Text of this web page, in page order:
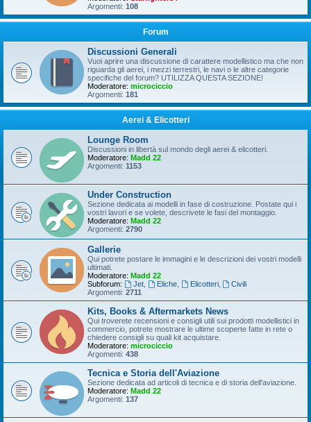
Argomenti: 108
Forum
Discussioni Generali
Vuoi aprire una discussione di carattere modellistico ma che non
riguarda gli aerei, i mezzi terrestri, le navi o le altre categorie
specifiche del forum? UTILIZZA QUESTA SEZIONE!
Moderatore: microciccio
Argomenti: 181
Aerei & Elicotteri
Lounge Room
Discussioni in libertà sul mondo degli aerei & elicotteri.
Moderatore: Madd 22
Argomenti: 1153
Under Construction
Sezione dedicata ai modelli in fase di costruzione. Postate qui i
vostri lavori e se volete, descrivete le fasi del montaggio.
Moderatore: Madd 22
Argomenti: 2790
Gallerie
Qui potrete postare le immagini e le descrizioni dei vostri modelli
ultimati.
Moderatore: Madd 22
Subforum:
Jet, Eliche, Elicotteri,
Civili
Argomenti: 2711
Kits, Books & Aftermarkets News
Qui troverete recensioni e consigli utili sui prodotti modellistici in
commercio, potrete mostrare le ultime scoperte fatte in rete o
chiedere consigli su quali kit acquistare.
Moderatore: microciccio
Argomenti: 438
Tecnica e Storia dell'Aviazione
Sezione dedicata ad articoli di tecnica e di storia dell'aviazione.
Moderatore: Madd 22
Argomenti: 137